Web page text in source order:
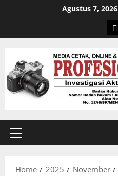
Agustus 7, 2026
Home 2025 November